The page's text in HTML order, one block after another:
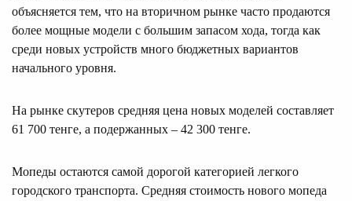
объясняется тем, что на вторичном рынке часто продаются
более мощные модели с большим запасом хода, тогда как
среди новых устройств много бюджетных вариантов
начального уровня.
На рынке скутеров средняя цена новых моделей составляет
61 700 тенге, а подержанных – 42 300 тенге.
Мопеды остаются самой дорогой категорией легкого
городского транспорта. Средняя стоимость нового мопеда